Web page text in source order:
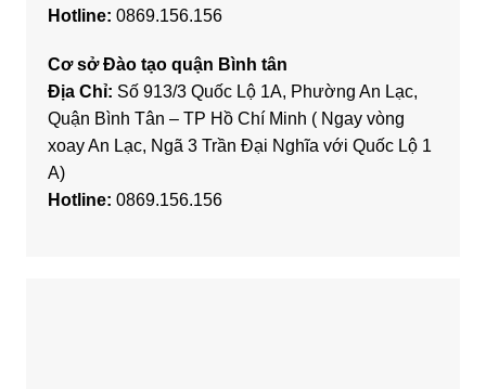
Hotline: 0869.156.156
Cơ sở Đào tạo quận Bình tân
Địa Chỉ: Số 913/3 Quốc Lộ 1A, Phường An Lạc,
Quận Bình Tân – TP Hồ Chí Minh ( Ngay vòng
xoay An Lạc, Ngã 3 Trần Đại Nghĩa với Quốc Lộ 1
A)
Hotline: 0869.156.156